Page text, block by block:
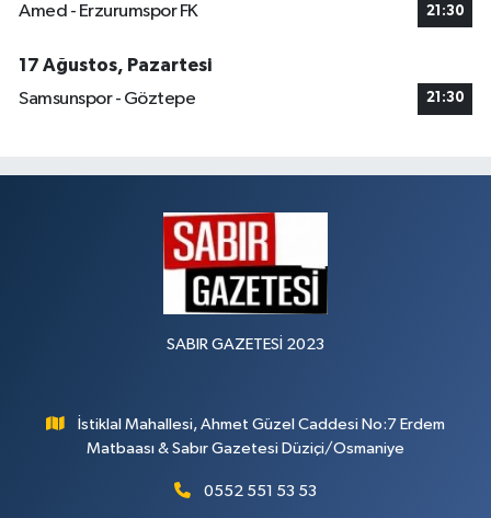
Amed - Erzurumspor FK 21:30
17 Ağustos, Pazartesi
Samsunspor - Göztepe
21:30
SABIR GAZETESİ 2023
İstiklal Mahallesi, Ahmet Güzel Caddesi No:7 Erdem
Matbaası & Sabır Gazetesi Düziçi/Osmaniye
0552 551 53 53